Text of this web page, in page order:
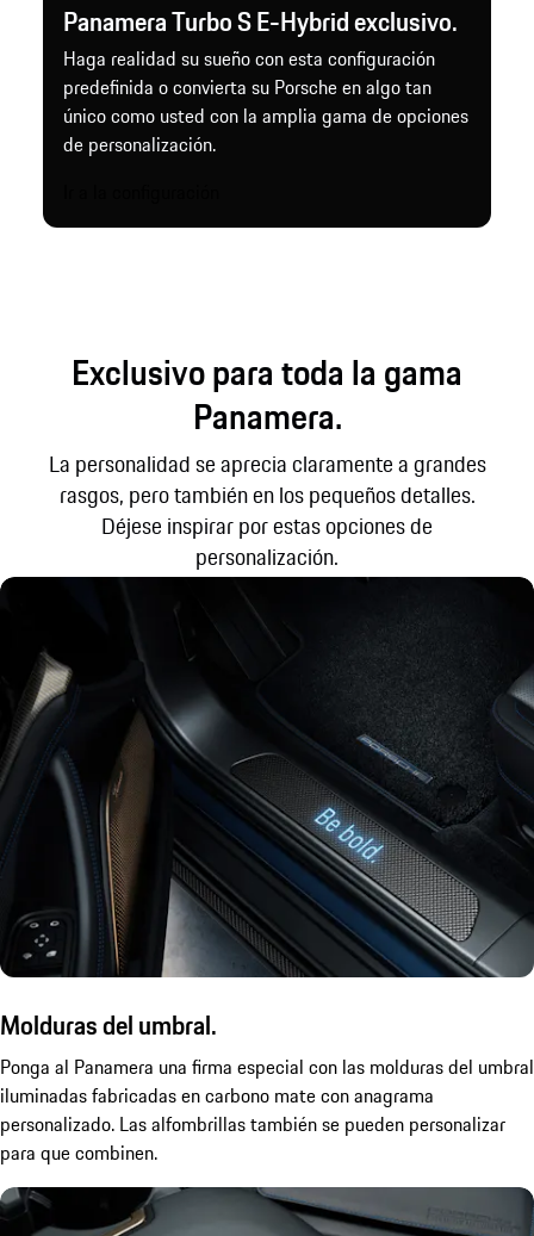
Panamera Turbo S E-Hybrid exclusivo.
Haga realidad su sueño con esta configuración
predefinida o convierta su Porsche en algo tan
único como usted con la amplia gama de opciones
de personalización.
Exclusivo para toda la gama
Panamera.
La personalidad se aprecia claramente a grandes
rasgos, pero también en los pequeños detalles.
Déjese inspirar por estas opciones de
personalización.
Molduras del umbral.
Ponga al Panamera una firma especial con las molduras del umbral
iluminadas fabricadas en carbono mate con anagrama
personalizado. Las alfombrillas también se pueden personalizar
para que combinen.